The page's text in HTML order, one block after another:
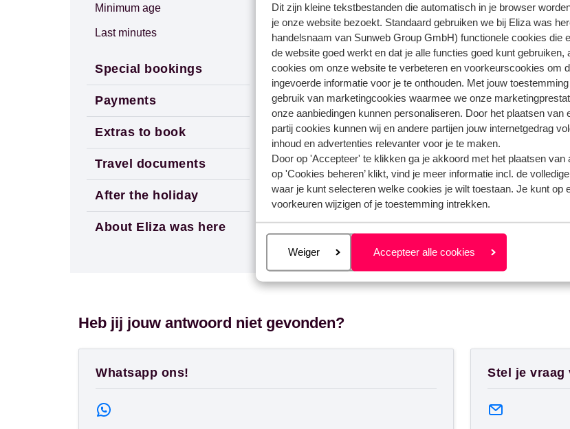
Dit zijn kleine tekstbestanden die automatisch in je browser
je onze website bezoekt. Standaard gebruiken we bij Eliza was
handelsnaam van Sunweb Group GmbH) functionele cookies die
de website goed werkt en dat je alle functies goed kunt gebruiken,
cookies om onze website te verbeteren en voorkeurscookies om
ingevoerde informatie voor je te onthouden. Met jouw
gebruik van marketingcookies waarmee we onze
onze aanbiedingen kunnen personaliseren. Door het plaatsen van
partij cookies kunnen wij en andere partijen jouw internetgedrag
inhoud en advertenties relevanter voor je te maken.
Door op 'Accepteer' te klikken ga je akkoord met het plaatsen van
op 'Cookies beheren’ klikt, vind je meer informatie incl. de
waar je kunt selecteren welke cookies je wilt toestaan. Je kunt op
voorkeuren wijzigen of je toestemming intrekken.
Beheren
Weiger Accepteer alle cookies
Minimum age
Last minutes
Special bookings
Payments
Extras to book
Travel documents
After the holiday
About Eliza was here
Heb jij jouw antwoord niet gevonden?
Whatsapp ons! Stel je